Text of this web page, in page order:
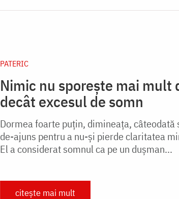
PATERIC
Nimic nu sporește mai mult
decât excesul de somn
Dormea foarte puţin, dimineaţa,
de-ajuns pentru a nu-şi pierde claritatea
El a considerat somnul ca pe un duşman...
citește mai mult